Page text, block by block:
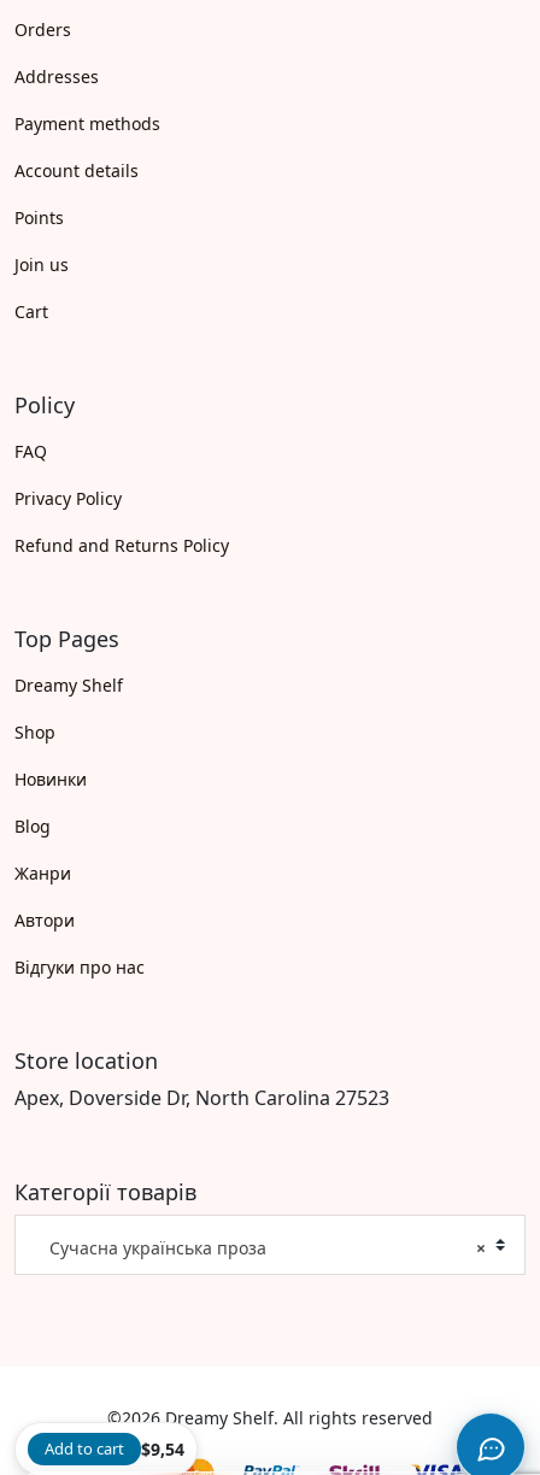
Orders
Addresses
Payment methods
Account details
Points
Join us
Cart
Policy
FAQ
Privacy Policy
Refund and Returns Policy
Top Pages
Dreamy Shelf
Shop
Новинки
Blog
Жанри
Автори
Відгуки про нас
Store location
Apex, Doverside Dr, North Carolina 27523
Категорії товарів
×
Сучасна українська проза
©2026 Dreamy Shelf. All rights reserved
Add to cart $9,54